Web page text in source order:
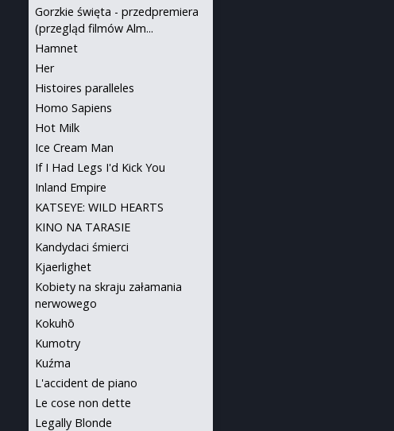
Gorzkie święta - przedpremiera
(przegląd filmów Alm...
Hamnet
Her
Histoires paralleles
Homo Sapiens
Hot Milk
Ice Cream Man
If I Had Legs I'd Kick You
Inland Empire
KATSEYE: WILD HEARTS
KINO NA TARASIE
Kandydaci śmierci
Kjaerlighet
Kobiety na skraju załamania
nerwowego
Kokuhō
Kumotry
Kuźma
L'accident de piano
Le cose non dette
Legally Blonde